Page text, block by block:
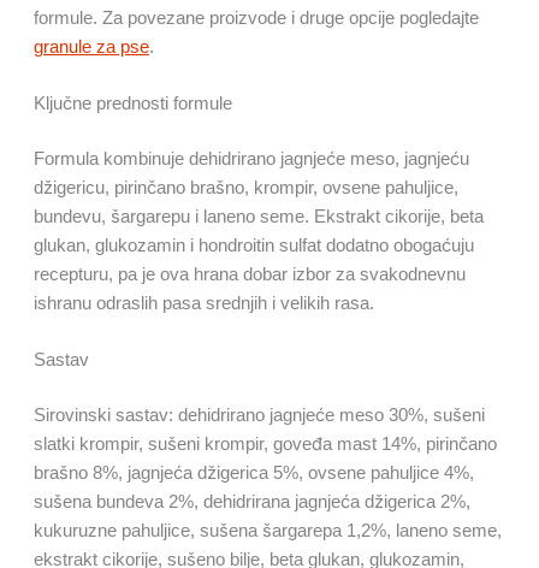
formule. Za povezane proizvode i druge opcije pogledajte
granule za pse.
Ključne prednosti formule
Formula kombinuje dehidrirano jagnjeće meso, jagnjeću
džigericu, pirinčano brašno, krompir, ovsene pahuljice,
bundevu, šargarepu i laneno seme. Ekstrakt cikorije, beta
glukan, glukozamin i hondroitin sulfat dodatno obogaćuju
recepturu, pa je ova hrana dobar izbor za svakodnevnu
ishranu odraslih pasa srednjih i velikih rasa.
Sastav
Sirovinski sastav: dehidrirano jagnjeće meso 30%, sušeni
slatki krompir, sušeni krompir, goveđa mast 14%, pirinčano
brašno 8%, jagnjeća džigerica 5%, ovsene pahuljice 4%,
sušena bundeva 2%, dehidrirana jagnjeća džigerica 2%,
kukuruzne pahuljice, sušena šargarepa 1,2%, laneno seme,
ekstrakt cikorije, sušeno bilje, beta glukan, glukozamin,